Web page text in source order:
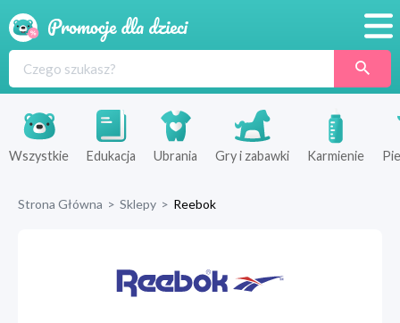
Produkty
Sklepy
Wszystkie Edukacja Ubrania Gry i zabawki Karmienie
Strona Główna > Sklepy > Reebok